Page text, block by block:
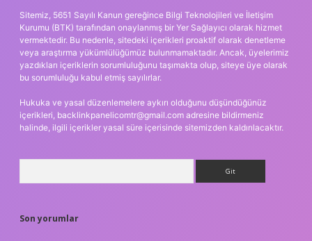
Sitemiz, 5651 Sayılı Kanun gereğince Bilgi Teknolojileri ve İletişim
Kurumu (BTK) tarafından onaylanmış bir Yer Sağlayıcı olarak hizmet
vermektedir. Bu nedenle, sitedeki içerikleri proaktif olarak denetleme
veya araştırma yükümlülüğümüz bulunmamaktadır. Ancak, üyelerimiz
yazdıkları içeriklerin sorumluluğunu taşımakta olup, siteye üye olarak
bu sorumluluğu kabul etmiş sayılırlar.
Hukuka ve yasal düzenlemelere aykırı olduğunu düşündüğünüz
içerikleri, backlinkpanelicomtr@gmail.com adresine bildirmeniz
halinde, ilgili içerikler yasal süre içerisinde sitemizden kaldırılacaktır.
Son yorumlar